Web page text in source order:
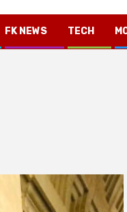
FK NEWS TECH